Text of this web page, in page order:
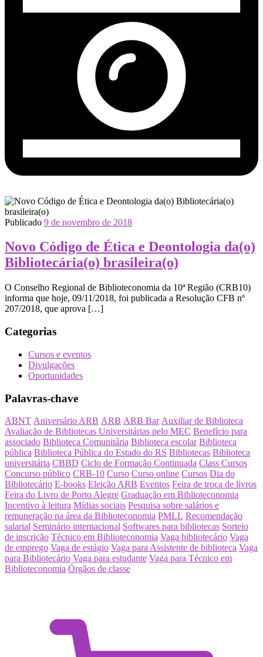
Publicado 9 de novembro de 2018
Novo Código de Ética e Deontologia da(o)
Bibliotecária(o) brasileira(o)
O Conselho Regional de Biblioteconomia da 10ª Região (CRB10)
informa que hoje, 09/11/2018, foi publicada a Resolução CFB nº
207/2018, que aprova […]
Categorias
Cursos e eventos
Divulgações
Oportunidades
Palavras-chave
ABNT Aniversário ARB ARB ARB Bar Auxiliar de Biblioteca
Avaliação de Bibliotecas Universitárias pelo MEC Benefício para
associado Biblioteca Comunitária Biblioteca escolar Biblioteca
pública Biblioteca Pública do Estado do RS Bibliotecas Biblioteca
universitária CBBD Ciclo de Formação Continuada Class Cursos
Concurso público CRB-10 Curso Curso online Cursos Dia do
Bibliotecário E-books Eleição ARB Eventos Feira de troca de livros
Feira do Livro de Porto Alegre Graduação em Biblioteconomia
Incentivo à leitura Mídias sociais Pesquisa sobre salários e
remuneração na área da Biblioteconomia PMLL Recomendação
salarial Seminário internacional Softwares para bibliotecas Sorteio
de inscrição Técnico em Biblioteconomia Vaga bibliotecário Vaga
de emprego Vaga de estágio Vaga para Assistente de biblioteca Vaga
para Bibliotecário Vaga para estudante Vaga para Técnico em
Biblioteconomia Órgãos de classe